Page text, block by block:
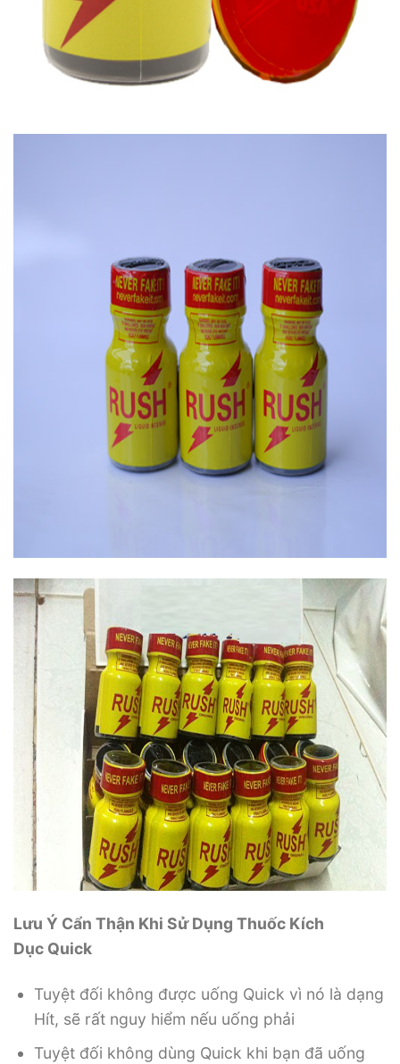
Lưu Ý Cẩn Thận Khi Sử Dụng Thuốc Kích
Dục Quick
Tuyệt đối không được uống Quick vì nó là dạng
Hít, sẽ rất nguy hiểm nếu uống phải
Tuyệt đối không dùng Quick khi bạn đã uống